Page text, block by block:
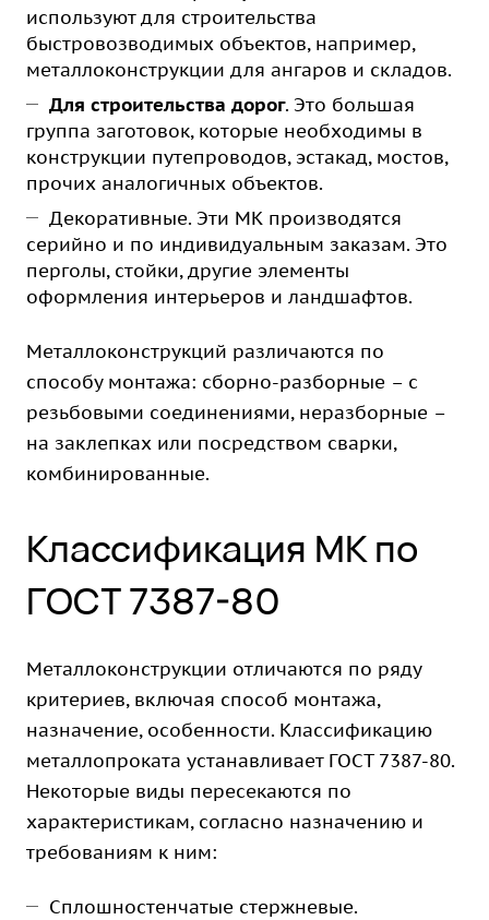
используют для строительства
быстровозводимых объектов, например,
металлоконструкции для ангаров и складов.
Для строительства дорог. Это большая
группа заготовок, которые необходимы в
конструкции путепроводов, эстакад, мостов,
прочих аналогичных объектов.
Декоративные. Эти МК производятся
серийно и по индивидуальным заказам. Это
перголы, стойки, другие элементы
оформления интерьеров и ландшафтов.
Металлоконструкций различаются по
способу монтажа: сборно-разборные – с
резьбовыми соединениями, неразборные –
на заклепках или посредством сварки,
комбинированные.
Классификация МК по
ГОСТ 7387-80
Металлоконструкции отличаются по ряду
критериев, включая способ монтажа,
назначение, особенности. Классификацию
металлопроката устанавливает ГОСТ 7387-80.
Некоторые виды пересекаются по
характеристикам, согласно назначению и
требованиям к ним:
Сплошностенчатые стержневые.